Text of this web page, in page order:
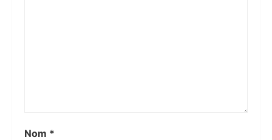
Nom *